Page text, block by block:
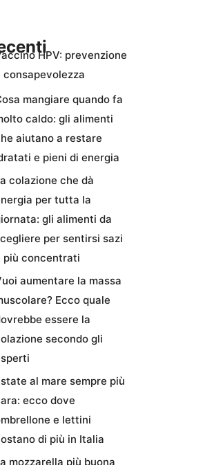
HPV: prevenzione
consapevolezza
mangiare quando fa
caldo: gli alimenti
aiutano a restare
e pieni di energia
colazione che dà
per tutta la
gli alimenti da
per sentirsi sazi
più concentrati
aumentare la massa
Ecco quale
essere la
secondo gli
al mare sempre più
ecco dove
e lettini
di più in Italia
mozzarella più buona